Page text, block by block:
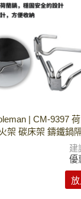
| CM-9397
架 碳床架 鑄鐵鍋
建
優